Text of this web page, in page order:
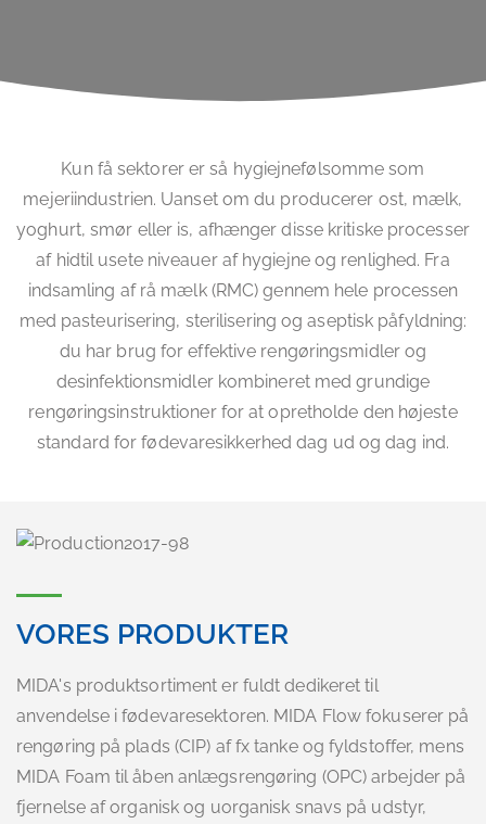
Kun få sektorer er så hygiejnefølsomme som
mejeriindustrien. Uanset om du producerer ost, mælk,
yoghurt, smør eller is, afhænger disse kritiske processer
af hidtil usete niveauer af hygiejne og renlighed. Fra
indsamling af rå mælk (RMC) gennem hele processen
med pasteurisering, sterilisering og aseptisk påfyldning:
du har brug for effektive rengøringsmidler og
desinfektionsmidler kombineret med grundige
rengøringsinstruktioner for at opretholde den højeste
standard for fødevaresikkerhed dag ud og dag ind.
VORES PRODUKTER
MIDA's produktsortiment er fuldt dedikeret til
anvendelse i fødevaresektoren. MIDA Flow fokuserer på
rengøring på plads (CIP) af fx tanke og fyldstoffer, mens
MIDA Foam til åben anlægsrengøring (OPC) arbejder på
fjernelse af organisk og uorganisk snavs på udstyr,